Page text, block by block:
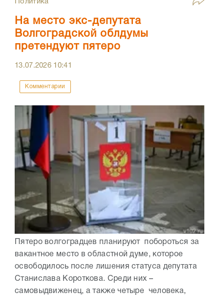
Политика
На место экс-депутата
Волгоградской облдумы
претендуют пятеро
13.07.2026 10:41
Комментарии
Пятеро волгоградцев планируют побороться за
вакантное место в областной думе, которое
освободилось после лишения статуса депутата
Станислава Короткова. Среди них –
самовыдвиженец, а также четыре человека,